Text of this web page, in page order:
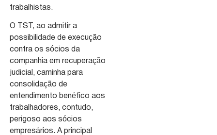
trabalhistas.
O TST, ao admitir a
possibilidade de execução
contra os sócios da
companhia em recuperação
judicial, caminha para
consolidação de
entendimento benéfico aos
trabalhadores, contudo,
perigoso aos sócios
empresários. A principal